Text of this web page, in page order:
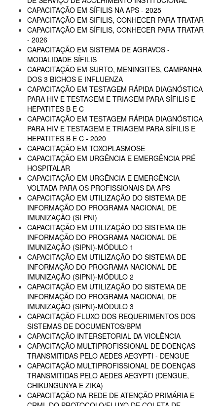
CAPACITAÇÃO EM SÍFILIS NA APS - 2025
CAPACITAÇÃO EM SIFILIS, CONHECER PARA TRATAR
CAPACITAÇÃO EM SÍFILIS, CONHECER PARA TRATAR
- 2026
CAPACITAÇÃO EM SISTEMA DE AGRAVOS -
MODALIDADE SÍFILIS
CAPACITAÇÃO EM SURTO, MENINGITES, CAMPANHA
DOS 3 BICHOS E INFLUENZA
CAPACITAÇÃO EM TESTAGEM RÁPIDA DIAGNÓSTICA
PARA HIV E TESTAGEM E TRIAGEM PARA SÍFILIS E
HEPATITES B E C
CAPACITAÇÃO EM TESTAGEM RÁPIDA DIAGNÓSTICA
PARA HIV E TESTAGEM E TRIAGEM PARA SÍFILIS E
HEPATITES B E C - 2020
CAPACITAÇÃO EM TOXOPLASMOSE
CAPACITAÇÃO EM URGÊNCIA E EMERGÊNCIA PRÉ
HOSPITALAR
CAPACITAÇÃO EM URGÊNCIA E EMERGÊNCIA
VOLTADA PARA OS PROFISSIONAIS DA APS
CAPACITAÇÃO EM UTILIZAÇÃO DO SISTEMA DE
INFORMAÇÃO DO PROGRAMA NACIONAL DE
IMUNIZAÇÃO (SI PNI)
CAPACITAÇÃO EM UTILIZAÇÃO DO SISTEMA DE
INFORMAÇÃO DO PROGRAMA NACIONAL DE
IMUNIZAÇÃO (SIPNI)-MÓDULO 1
CAPACITAÇÃO EM UTILIZAÇÃO DO SISTEMA DE
INFORMAÇÃO DO PROGRAMA NACIONAL DE
IMUNIZAÇÃO (SIPNI)-MÓDULO 2
CAPACITAÇÃO EM UTILIZAÇÃO DO SISTEMA DE
INFORMAÇÃO DO PROGRAMA NACIONAL DE
IMUNIZAÇÃO (SIPNI)-MÓDULO 3
CAPACITAÇÃO FLUXO DOS REQUERIMENTOS DOS
SISTEMAS DE DOCUMENTOS/BPM
CAPACITAÇÃO INTERSETORIAL DA VIOLÊNCIA
CAPACITAÇÃO MULTIPROFISSIONAL DE DOENÇAS
TRANSMITIDAS PELO AEDES AEGYPTI - DENGUE
CAPACITAÇÃO MULTIPROFISSIONAL DE DOENÇAS
TRANSMITIDAS PELO AEDES AEGYPTI (DENGUE,
CHIKUNGUNYA E ZIKA)
CAPACITAÇÃO NA REDE DE ATENÇÃO PRIMÁRIA E